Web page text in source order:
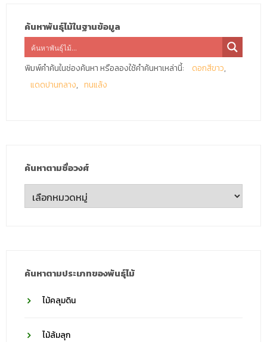
ค้นหาพันธุ์ไม้ในฐานข้อมูล
พิมพ์คำค้นในช่องค้นหา หรือลองใช้คำค้นหาเหล่านี้:
ดอกสีขาว
แดดปานกลาง
ทนแล้ง
ค้นหาตามชื่อวงศ์
ค้นหา
ตาม
ค้นหาตามประเภทของพันธุ์ไม้
ไม้คลุมดิน
ไม้ล้มลุก